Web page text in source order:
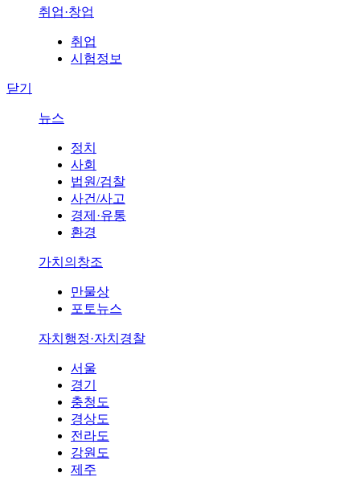
취업·창업
취업
시험정보
닫기
뉴스
정치
사회
법원/검찰
사건/사고
경제·유통
환경
가치의창조
만물상
포토뉴스
자치행정·자치경찰
서울
경기
충청도
경상도
전라도
강원도
제주